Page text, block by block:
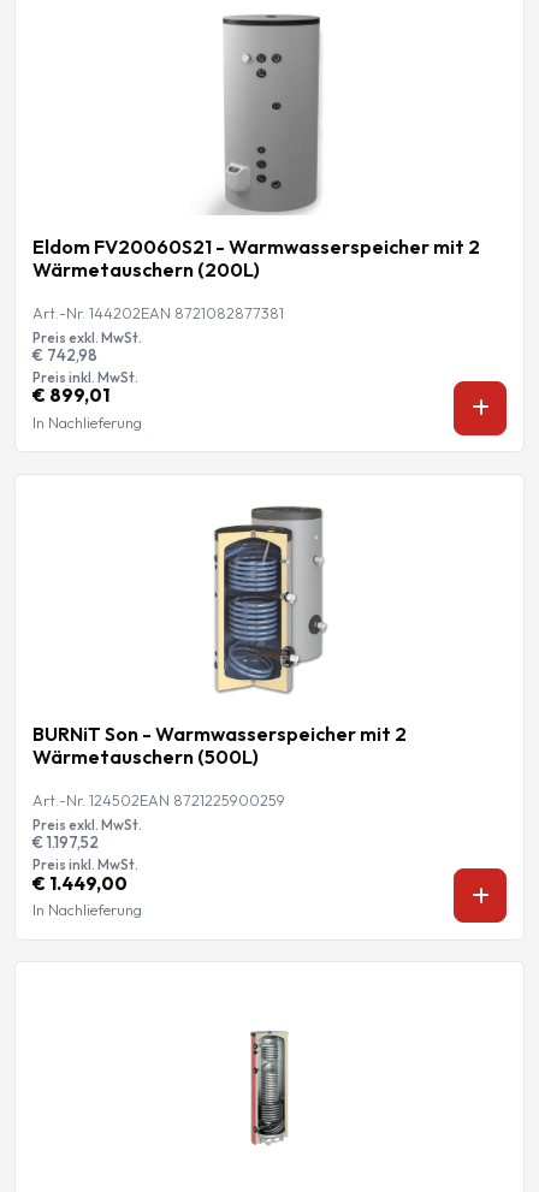
Eldom FV20060S21 - Warmwasserspeicher mit 2
Wärmetauschern (200L)
Art.-Nr. 144202EAN 8721082877381
Preis exkl. MwSt.
€ 742,98
Preis inkl. MwSt.
€ 899,01
In Nachlieferung
BURNiT Son - Warmwasserspeicher mit 2
Wärmetauschern (500L)
Art.-Nr. 124502EAN 8721225900259
Preis exkl. MwSt.
€ 1.197,52
Preis inkl. MwSt.
€ 1.449,00
In Nachlieferung